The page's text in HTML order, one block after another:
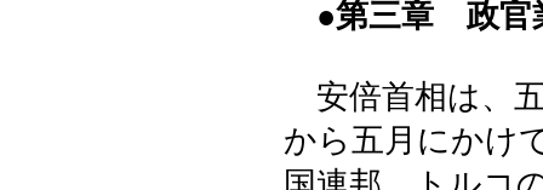
●第三章 政官
安倍首相は、
から五月にかけ